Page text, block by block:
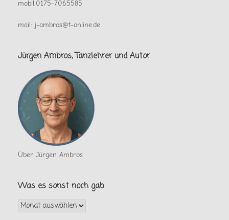
mobil:0175-7065585
mail: j-ambros@t-online.de
Jürgen Ambros, Tanzlehrer und Autor
Über Jürgen Ambros
Was es sonst noch gab
Was
es